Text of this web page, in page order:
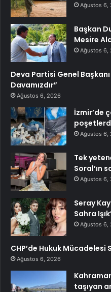
Ağustos 6,
Başkan
Mesire
Ağustos 6,
Deva Partisi Genel
Davamızdır”
Ağustos 6, 2026
İzmir’de
Ağustos 6,
Tek
Soral’ın
Ağustos 6,
Seray
Sahra
Ağustos 6,
CHP’de Hukuk Mücadelesi
Ağustos 6, 2026
taşıyan